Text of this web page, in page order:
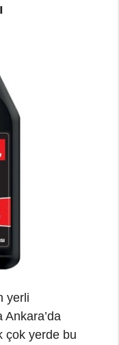
yerli
çok yerde bu